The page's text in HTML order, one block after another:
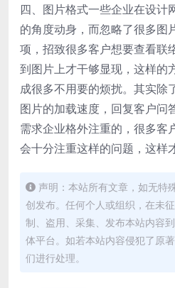
四、图片格式一些企业在设计
的角度动身，而忽略了很多图
项，招致很多客户想要查看联
到图片上才干够显现，这样的
成很多不用要的烦扰。其实除
图片的加载速度，回复客户问
需求企业格外注重的，很多客
会十分注重这样的问题，这样
声明：本站所有文章，如无特
创发布。任何个人或组织，在未
制、盗用、采集、发布本站内容
体平台。如若本站内容侵犯了原
们进行处理。